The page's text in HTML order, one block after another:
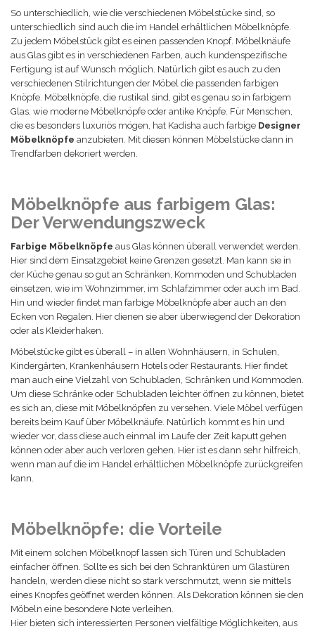
So unterschiedlich, wie die verschiedenen Möbelstücke sind, so
unterschiedlich sind auch die im Handel erhältlichen Möbelknöpfe.
Zu jedem Möbelstück gibt es einen passenden Knopf. Möbelknäufe
aus Glas gibt es in verschiedenen Farben, auch kundenspezifische
Fertigung ist auf Wunsch möglich. Natürlich gibt es auch zu den
verschiedenen Stilrichtungen der Möbel die passenden farbigen
Knöpfe. Möbelknöpfe, die rustikal sind, gibt es genau so in farbigem
Glas, wie moderne Möbelknöpfe oder antike Knöpfe. Für Menschen,
die es besonders luxuriös mögen, hat Kadisha auch farbige Designer
Möbelknöpfe anzubieten. Mit diesen können Möbelstücke dann in
Trendfarben dekoriert werden.
Möbelknöpfe aus farbigem Glas:
Der Verwendungszweck
Farbige Möbelknöpfe aus Glas können überall verwendet werden.
Hier sind dem Einsatzgebiet keine Grenzen gesetzt. Man kann sie in
der Küche genau so gut an Schränken, Kommoden und Schubladen
einsetzen, wie im Wohnzimmer, im Schlafzimmer oder auch im Bad.
Hin und wieder findet man farbige Möbelknöpfe aber auch an den
Ecken von Regalen. Hier dienen sie aber überwiegend der Dekoration
oder als Kleiderhaken.
Möbelstücke gibt es überall – in allen Wohnhäusern, in Schulen,
Kindergärten, Krankenhäusern Hotels oder Restaurants. Hier findet
man auch eine Vielzahl von Schubladen, Schränken und Kommoden.
Um diese Schränke oder Schubladen leichter öffnen zu können, bietet
es sich an, diese mit Möbelknöpfen zu versehen. Viele Möbel verfügen
bereits beim Kauf über Möbelknäufe. Natürlich kommt es hin und
wieder vor, dass diese auch einmal im Laufe der Zeit kaputt gehen
können oder aber auch verloren gehen. Hier ist es dann sehr hilfreich,
wenn man auf die im Handel erhältlichen Möbelknöpfe zurückgreifen
kann.
Möbelknöpfe: die Vorteile
Mit einem solchen Möbelknopf lassen sich Türen und Schubladen
einfacher öffnen. Sollte es sich bei den Schranktüren um Glastüren
handeln, werden diese nicht so stark verschmutzt, wenn sie mittels
eines Knopfes geöffnet werden können. Als Dekoration können sie den
Möbeln eine besondere Note verleihen.
Hier bieten sich interessierten Personen vielfältige Möglichkeiten, aus